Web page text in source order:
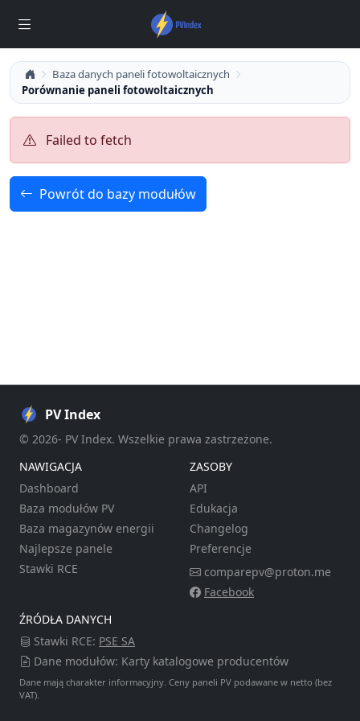
Baza danych paneli fotowoltaicznych
Porównanie paneli fotowoltaicznych
Failed to fetch
Powrót do bazy modułów
PV Index
© 2026- PV Index. Wszelkie prawa zastrzeżone.
NAWIGACJA
Dashboard
Baza modułów PV
Baza magazynów energii
Najlepsze panele
Stawki RCE
ZASOBY
API
Edukacja
Changelog
Preferencje
comparepv@proton.me
Facebook
ŹRÓDŁA DANYCH
Stawki RCE: PSE SA
Dane modułów: Karty katalogowe producentów
Dane mają charakter informacyjny. Ceny paneli PV podawane w netto (bez
VAT).